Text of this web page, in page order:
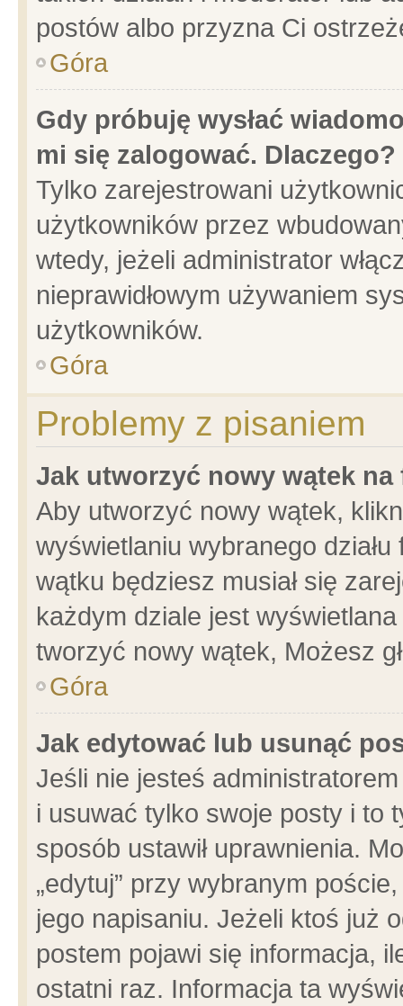
postów albo przyzna Ci
Góra
Gdy próbuję wysłać
mi się zalogować. Dlaczego?
Tylko zarejestrowani
użytkowników przez
wtedy, jeżeli administrator
nieprawidłowym używaniem
użytkowników.
Góra
Problemy z pisaniem
Jak utworzyć nowy wątek na
Aby utworzyć nowy wątek,
wyświetlaniu wybranego
wątku będziesz musiał się
każdym dziale jest
tworzyć nowy wątek, Możesz
Góra
Jak edytować lub usunąć
Jeśli nie jesteś
i usuwać tylko swoje posty i to
sposób ustawił uprawnienia.
„edytuj” przy wybranym
jego napisaniu. Jeżeli ktoś już
postem pojawi się informacja,
ostatni raz. Informacja ta